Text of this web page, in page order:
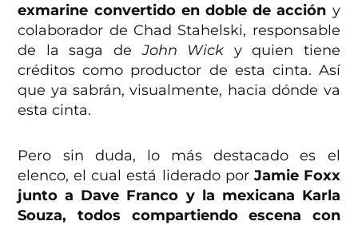
exmarine convertido en doble de acción y
colaborador de Chad Stahelski, responsable
de la saga deJohn Wick y quien tiene
créditos como productor de esta cinta. Así
que ya sabrán, visualmente, hacia dónde va
esta cinta.
Pero sin duda, lo más destacado es el
elenco, el cual está liderado porJamie Foxx
junto a Dave Franco y la mexicana Karla
Souza, todos compartiendo escena con